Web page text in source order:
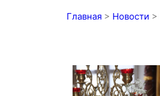
Главная > Новости >